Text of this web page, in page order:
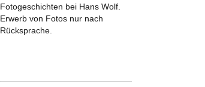
Fotogeschichten bei Hans Wolf.
Erwerb von Fotos nur nach
Rücksprache.